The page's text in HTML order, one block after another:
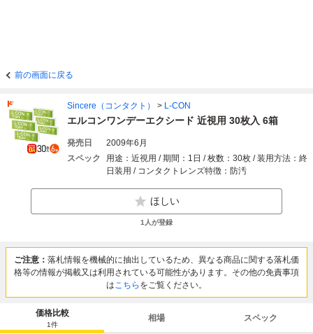
前の画面に戻る
Sincere（コンタクト） > L-CON
エルコンワンデーエクシード 近視用 30枚入 6箱
発売日
2009年6月
スペック
用途：近視用 / 期間：1日 / 枚数：30枚 / 装用方法：終
日装用 / コンタクトレンズ特徴：防汚
ほしい
1 人が登録
ご注意： 落札情報を機械的に抽出しているため、異なる商品に関する落札価
格等の情報が掲載又は利用されている可能性があります。その他の免責事項
はこちら をご覧ください。
価格比較
1件
相場 スペック